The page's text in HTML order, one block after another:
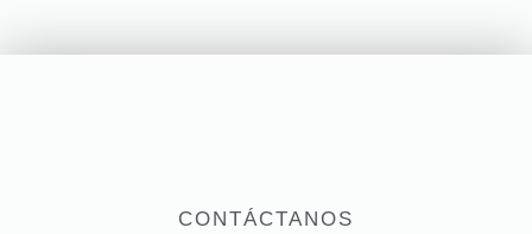
CONTÁCTANOS